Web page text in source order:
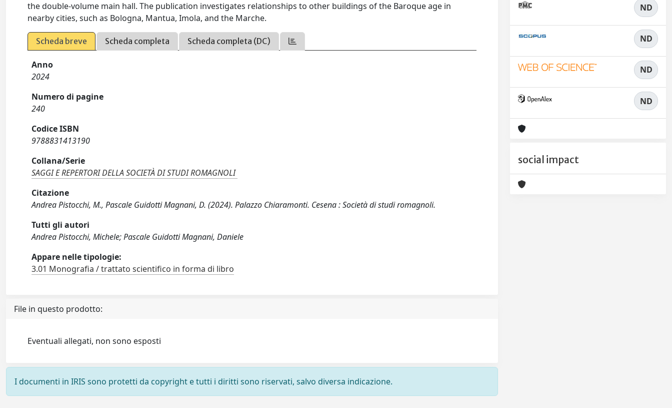
the double-volume main hall. The publication investigates relationships to other buildings of the Baroque age in
nearby cities, such as Bologna, Mantua, Imola, and the Marche.
Scheda breve Scheda completa Scheda completa (DC)
Anno
2024
Numero di pagine
240
Codice ISBN
9788831413190
Collana/Serie
SAGGI E REPERTORI DELLA SOCIETÀ DI STUDI ROMAGNOLI
Citazione
Andrea Pistocchi, M., Pascale Guidotti Magnani, D. (2024). Palazzo Chiaramonti. Cesena : Società di studi romagnoli.
Tutti gli autori
Andrea Pistocchi, Michele; Pascale Guidotti Magnani, Daniele
Appare nelle tipologie:
3.01 Monografia / trattato scientifico in forma di libro
File in questo prodotto:
Eventuali allegati, non sono esposti
I documenti in IRIS sono protetti da copyright e tutti i diritti sono riservati, salvo diversa indicazione.
ND
ND
ND
ND
social impact